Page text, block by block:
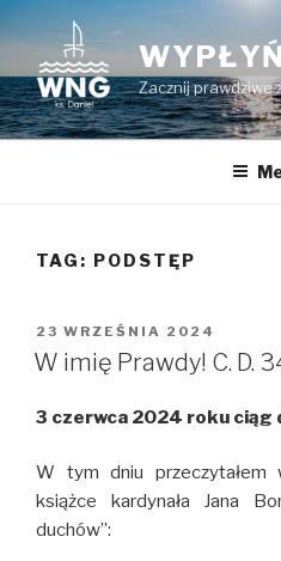
Przeskocz
do
treści
Zacznij prawdziwe
TAG: PODSTĘP
OPUBLIKOWANE
W
23 WRZEŚNIA 2024
W imię Prawdy! C. D.
3 czerwca 2024 roku ciąg
W tym dniu
książce kardynała Jana
duchów”: